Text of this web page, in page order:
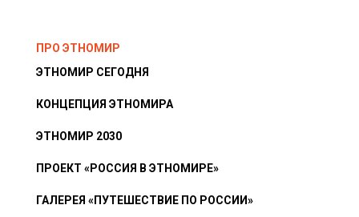
ПРО ЭТНОМИР
ЭТНОМИР СЕГОДНЯ
КОНЦЕПЦИЯ ЭТНОМИРА
ЭТНОМИР 2030
ПРОЕКТ «РОССИЯ В ЭТНОМИРЕ»
ГАЛЕРЕЯ «ПУТЕШЕСТВИЕ ПО РОССИИ»